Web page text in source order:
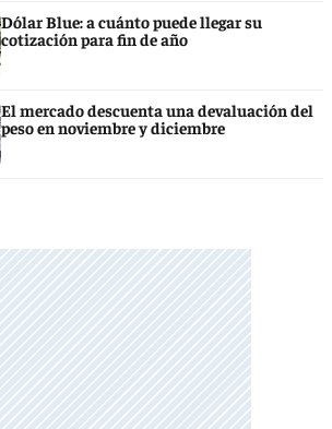
Dólar Blue: a cuánto puede llegar su
cotización para fin de año
El mercado descuenta una devaluación del
peso en noviembre y diciembre